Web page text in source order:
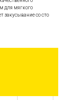
для мягкого
закусывание со сто